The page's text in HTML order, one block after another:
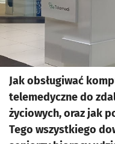
Jak obsługiwać
telemedyczne do
życiowych, oraz jak
Tego wszystkiego